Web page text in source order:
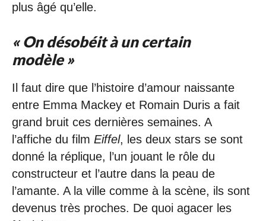
plus âgé qu’elle.
« On désobéit à un certain
modèle »
Il faut dire que l’histoire d’amour naissante
entre Emma Mackey et Romain Duris a fait
grand bruit ces dernières semaines. A
l’affiche du film Eiffel, les deux stars se sont
donné la réplique, l’un jouant le rôle du
constructeur et l’autre dans la peau de
l’amante. A la ville comme à la scène, ils sont
devenus très proches. De quoi agacer les